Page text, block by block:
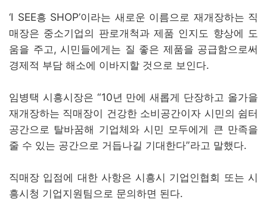
‘I SEE흥 SHOP’이라는 새로운 이름으로 재개장하는 직
매장은 중소기업의 판로개척과 제품 인지도 향상에 도
움을 주고, 시민들에게는 질 좋은 제품을 공급함으로써
경제적 부담 해소에 이바지할 것으로 보인다.
임병택 시흥시장은 “10년 만에 새롭게 단장하고 올가을
재개장하는 직매장이 건강한 소비공간이자 시민의 쉼터
공간으로 탈바꿈해 기업체와 시민 모두에게 큰 만족을
줄 수 있는 공간으로 거듭나길 기대한다”라고 말했다.
직매장 입점에 대한 사항은 시흥시 기업인협회 또는 시
흥시청 기업지원팀으로 문의하면 된다.